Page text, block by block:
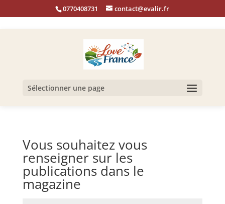
0770408731 contact@evalir.fr
Sélectionner une page
Vous souhaitez vous
renseigner sur les
publications dans le
magazine